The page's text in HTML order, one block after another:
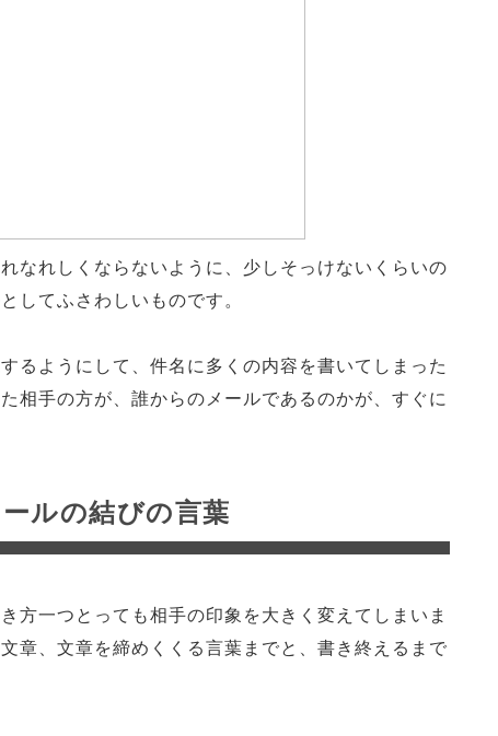
なれしくならないように、少しそっけないくらいの
してふさわしいものです。
るようにして、件名に多くの内容を書いてしまった
相手の方が、誰からのメールであるのかが、すぐに
ルの結びの言葉
方一つとっても相手の印象を大きく変えてしまいま
章、文章を締めくくる言葉までと、書き終えるまで